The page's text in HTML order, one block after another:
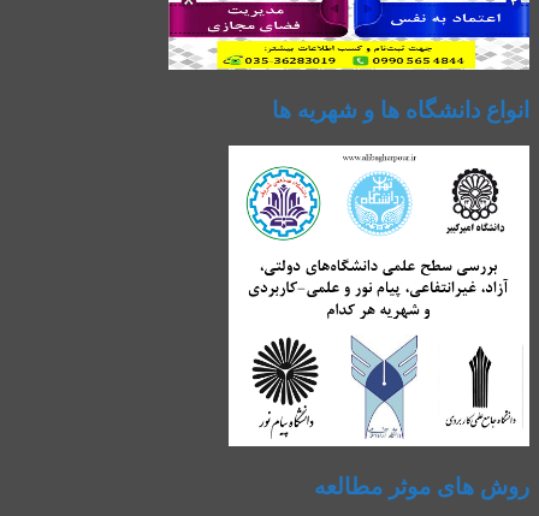
انواع دانشگاه ها و شهریه ها
روش های موثر مطالعه